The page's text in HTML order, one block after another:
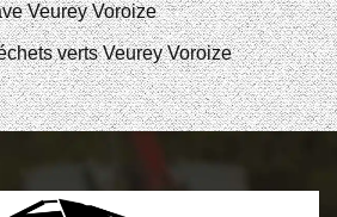
Veurey Voroize
verts Veurey Voroize